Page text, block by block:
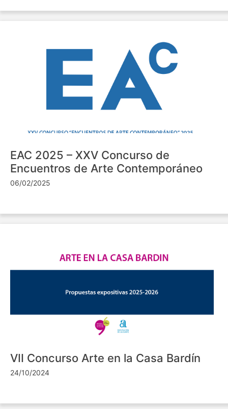
EAC 2025 – XXV Concurso de
Encuentros de Arte Contemporáneo
06/02/2025
VII Concurso Arte en la Casa Bardín
24/10/2024